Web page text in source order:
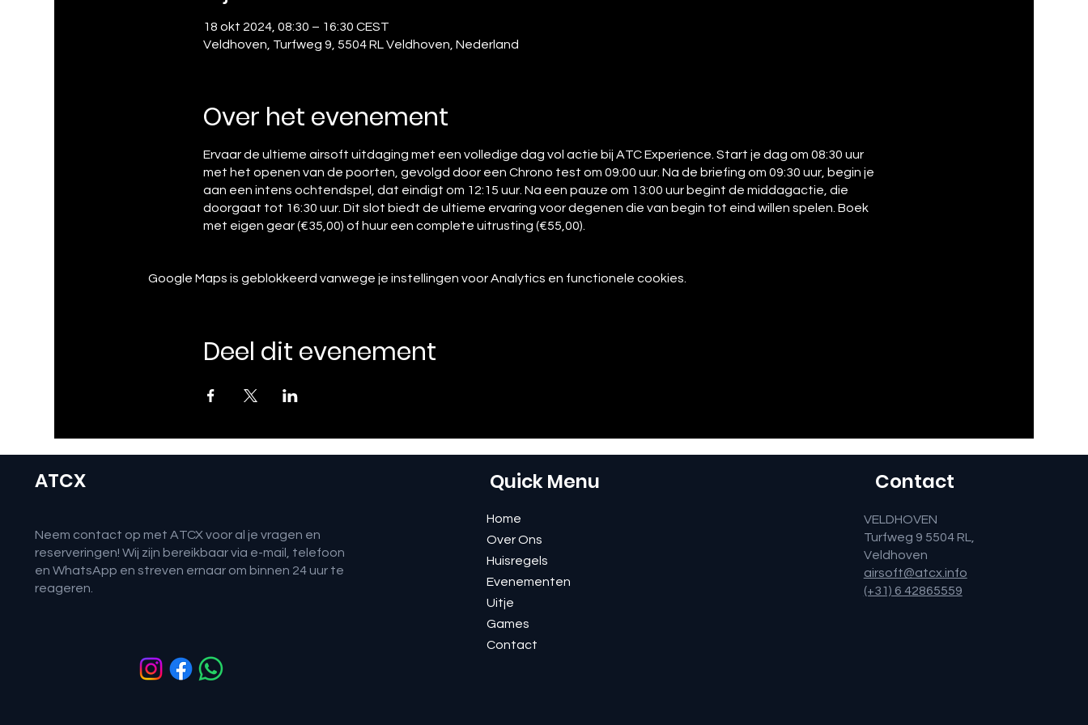
18 okt 2024, 08:30 – 16:30 CEST
Veldhoven, Turfweg 9, 5504 RL Veldhoven, Nederland
Over het evenement
Ervaar de ultieme airsoft uitdaging met een volledige dag vol actie bij ATC Experience. Start je dag om 08:30 uur
met het openen van de poorten, gevolgd door een Chrono test om 09:00 uur. Na de briefing om 09:30 uur, begin je
aan een intens ochtendspel, dat eindigt om 12:15 uur. Na een pauze om 13:00 uur begint de middagactie, die
doorgaat tot 16:30 uur. Dit slot biedt de ultieme ervaring voor degenen die van begin tot eind willen spelen. Boek
met eigen gear (€35,00) of huur een complete uitrusting (€55,00).
Google Maps is geblokkeerd vanwege je instellingen voor Analytics en functionele cookies.
Deel dit evenement
ATCX
Neem contact op met ATCX voor al je vragen en
reserveringen! Wij zijn bereikbaar via e-mail, telefoon
en WhatsApp en streven ernaar om binnen 24 uur te
reageren.
Quick Menu
Home
Over Ons
Huisregels
Evenementen
Uitje
Games
Contact
Contact
VELDHOVEN
Turfweg 9 5504 RL,
Veldhoven
airsoft@atcx.info
(+31) 6 42865559